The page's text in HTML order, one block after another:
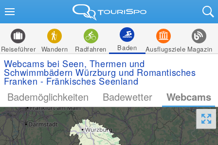
Reiseführer Wandern Radfahren Baden Ausflugsziele Magazin
Webcams bei Seen, Thermen und
Schwimmbädern Würzburg und Romantisches
Franken - Fränkisches Seenland
Bademöglichkeiten Badewetter Webcams